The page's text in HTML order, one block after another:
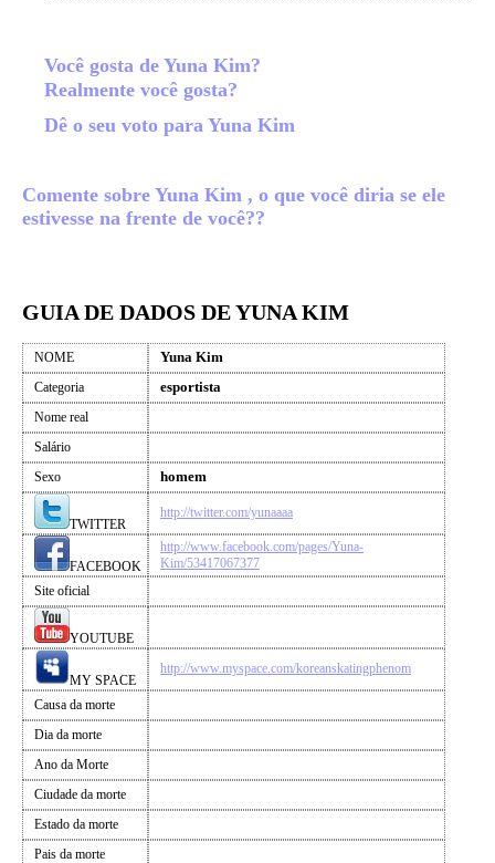
Você gosta de Yuna Kim?
Realmente você gosta?
Dê o seu voto para Yuna Kim
Comente sobre Yuna Kim , o que você diria se ele
estivesse na frente de você??
GUIA DE DADOS DE YUNA KIM
NOME Yuna Kim
Categoria esportista
Nome real
Salário
Sexo
homem
TWITTER
http://twitter.com/yunaaaa
FACEBOOK
http://www.facebook.com/pages/Yuna-
Kim/53417067377
Site oficial
YOUTUBE
MY SPACE
http://www.myspace.com/koreanskatingphenom
Causa da morte
Dia da morte
Ano da Morte
Ciudade da morte
Estado da morte
Pais da morte